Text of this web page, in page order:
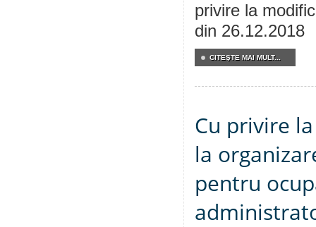
privire la
din 26.12.2018
CITEŞTE MAI MULT...
Cu privire
la
pentru